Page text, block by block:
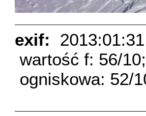
exif:
wartość f: 56/10;
ogniskowa: 52/